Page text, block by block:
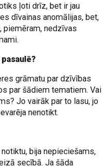
ļoti drīz, bet ir jau
dīvainas anomālijas, bet,
piemēram, nedzīvas
grāmatu par dzīvības
par šādiem tematiem. Vai
Jo vairāk par to lasu, jo
nenotikt.
bija nepieciešams,
secībā. Ja šāda